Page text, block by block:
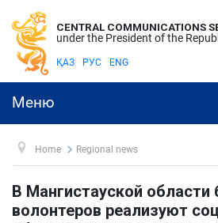
CENTRAL COMMUNICATIONS
under the President of the
ҚАЗ РУС ENG
Меню
Home Regional news
В Мангистауской области
волонтеров реализуют